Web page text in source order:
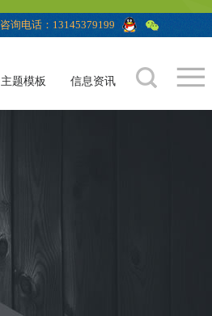
咨询电话：13145379199
主题模板 信息资讯